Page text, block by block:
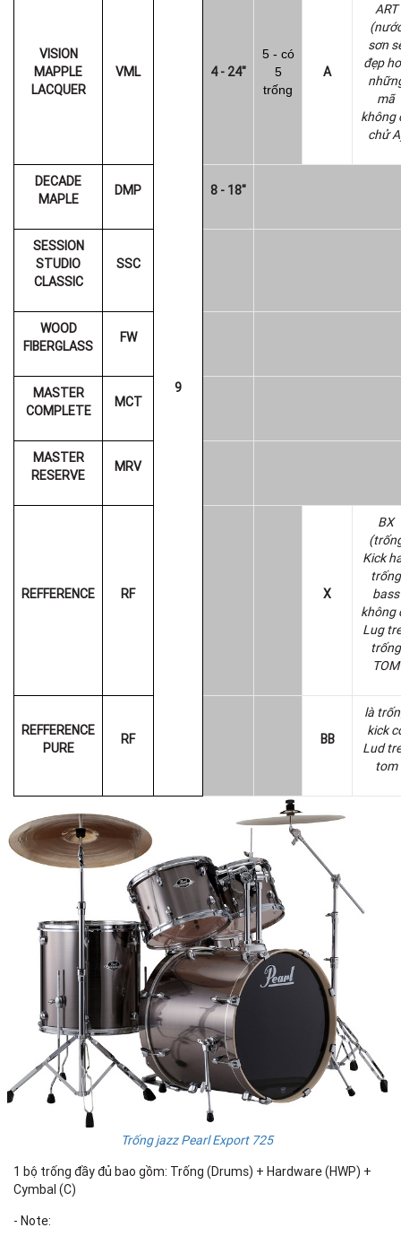
VISION
MAPPLE
LACQUER
VML
9
4- 24"
5 - có
5
trống
A
ART
sơn
đẹp
mã
không
chử
DECADE
MAPLE
DMP 8 - 18"
SESSION
STUDIO
CLASSIC
SSC
WOOD
FIBERGLASS
FW
MASTER
COMPLETE
MCT
MASTER
RESERVE
MRV
REFFERENCE RF X
BX
Kick
trống
bass
không
Lug
trống
TOM
REFFERENCE
PURE
RF BB
là
kick
Lud
tom
Trống jazz Pearl Export 725
1 bộ trống đầy đủ bao gồm: Trống (Drums) + Hardware (HWP) +
Cymbal (C)
- Note: